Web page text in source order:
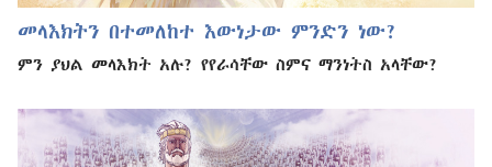
መላእክትን በተመለከተ እውነታው ምንድን ነው?
ምን ያህል መላእክት አሉ? የየራሳቸው ስምና ማንነትስ አላቸው?